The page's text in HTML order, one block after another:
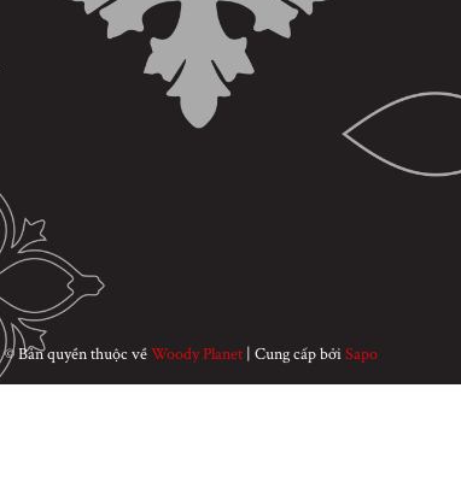
© Bản quyền thuộc vềWoody Planet | Cung cấp bởiSapo